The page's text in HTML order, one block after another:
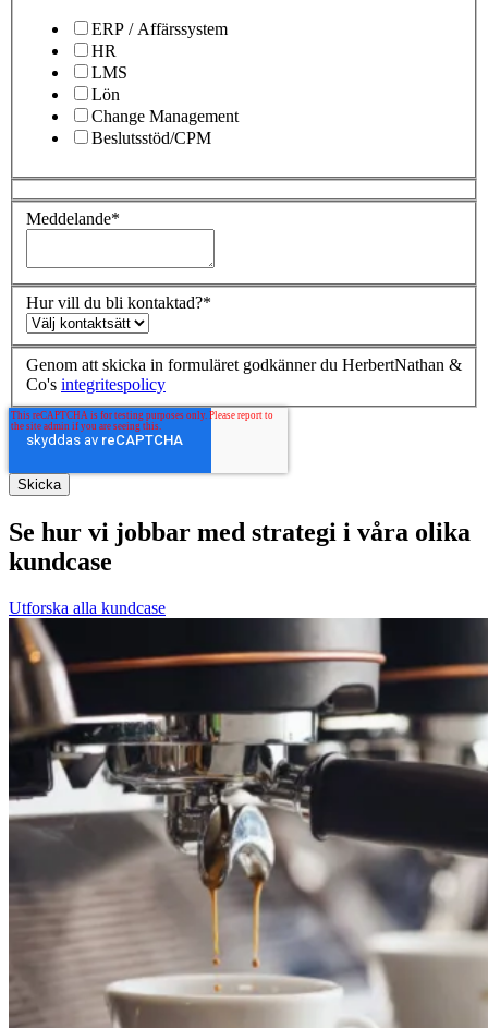
ERP / Affärssystem
HR
LMS
Lön
Change Management
Beslutsstöd/CPM
Meddelande*
Hur vill du bli kontaktad?*
Genom att skicka in formuläret godkänner du HerbertNathan &
Co's integritespolicy
Se hur vi jobbar med strategi i våra olika
kundcase
Utforska alla kundcase